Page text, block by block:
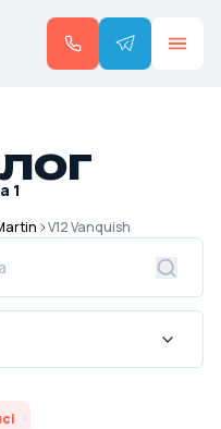
1
V12 Vanquish